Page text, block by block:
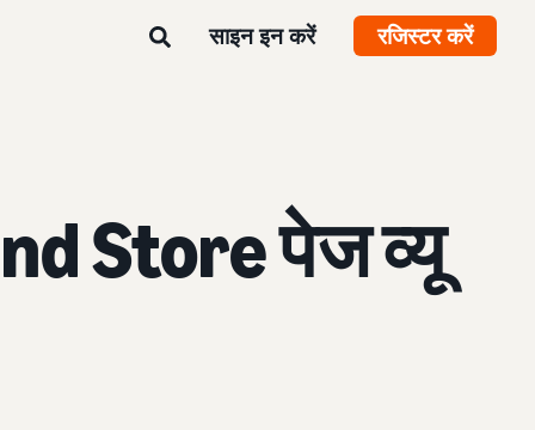
साइन इन करें रजिस्टर करें
Store पेज व्यू